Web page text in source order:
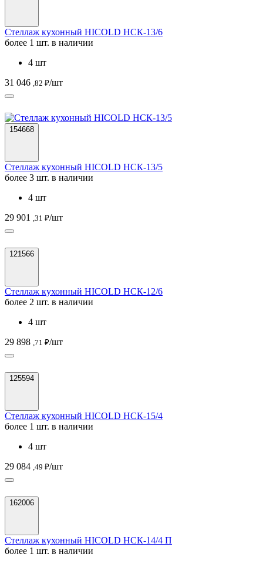
Стеллаж кухонный HICOLD НСК-13/6
более 1 шт. в наличии
4 шт
31 046 ,82 ₽/шт
154668
Стеллаж кухонный HICOLD НСК-13/5
более 3 шт. в наличии
4 шт
29 901
,31 ₽/шт
121566
Стеллаж кухонный HICOLD НСК-12/6
более 2 шт. в наличии
4 шт
29 898 ,71 ₽/шт
125594
Стеллаж кухонный HICOLD НСК-15/4
более 1 шт. в наличии
4 шт
29 084 ,49 ₽/шт
162006
Стеллаж кухонный HICOLD НСК-14/4 П
более 1 шт. в наличии